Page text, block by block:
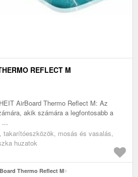
REFLECT M
AirBoard Thermo Reflect M: Az
akik számára a legfontosabb a
...
takarítóeszközök, mosás és vasalás,
huzatok
Thermo Reflect M